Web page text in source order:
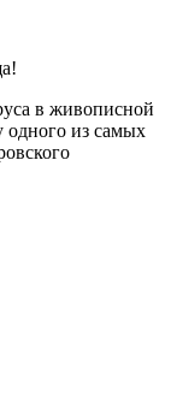
в живописной
одного из самых